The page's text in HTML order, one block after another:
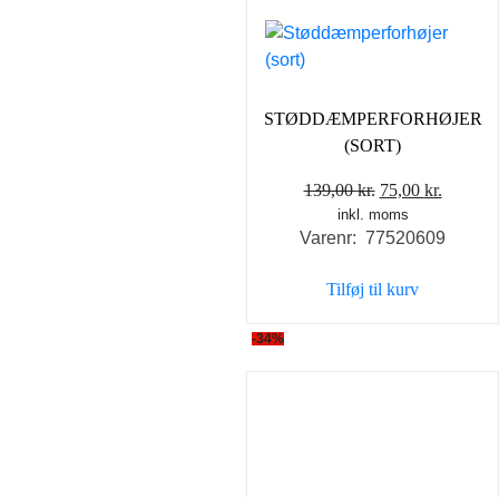
STØDDÆMPERFORHØJER
(SORT)
139,00kr. Den
oprindelige
pris
139,00 kr..
75,00 kr.
pris
inkl. moms
Varenr: 77520609
Tilføj til kurv
-34%